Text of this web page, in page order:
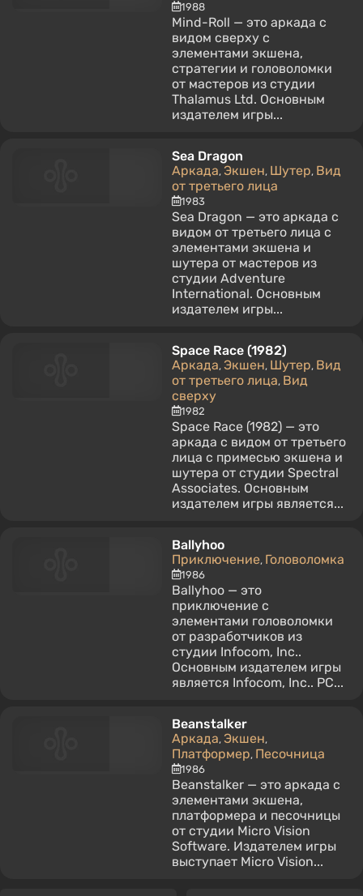
1988
Mind-Roll — это аркада с
видом сверху с
элементами экшена,
стратегии и головоломки
от мастеров из студии
Thalamus Ltd. Основным
издателем игры...
Sea Dragon
Аркада, Экшен, Шутер, Вид
от третьего лица
1983
Sea Dragon — это аркада с
видом от третьего лица с
элементами экшена и
шутера от мастеров из
студии Adventure
International. Основным
издателем игры...
Space Race (1982)
Аркада, Экшен, Шутер, Вид
от третьего лица, Вид
сверху
1982
Space Race (1982) — это
аркада с видом от третьего
лица с примесью экшена и
шутера от студии Spectral
Associates. Основным
издателем игры является...
Ballyhoo
Приключение, Головоломка
1986
Ballyhoo — это
приключение с
элементами головоломки
от разработчиков из
студии Infocom, Inc..
Основным издателем игры
является Infocom, Inc.. PC...
Beanstalker
Аркада, Экшен,
Платформер, Песочница
1986
Beanstalker — это аркада с
элементами экшена,
платформера и песочницы
от студии Micro Vision
Software. Издателем игры
выступает Micro Vision...